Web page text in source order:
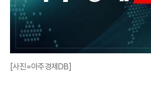
[사진=아주경제DB]